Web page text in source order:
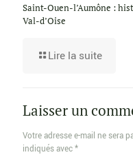
Saint-Ouen-l’Aumône :
Val-d’Oise
Lire la suite
Laisser un
Votre adresse e-mail ne sera
indiqués avec*